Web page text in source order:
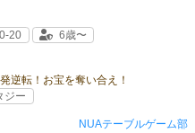
逆転！お宝を奪い合え！
20 6歳〜
ジー
NUAテーブルゲーム部